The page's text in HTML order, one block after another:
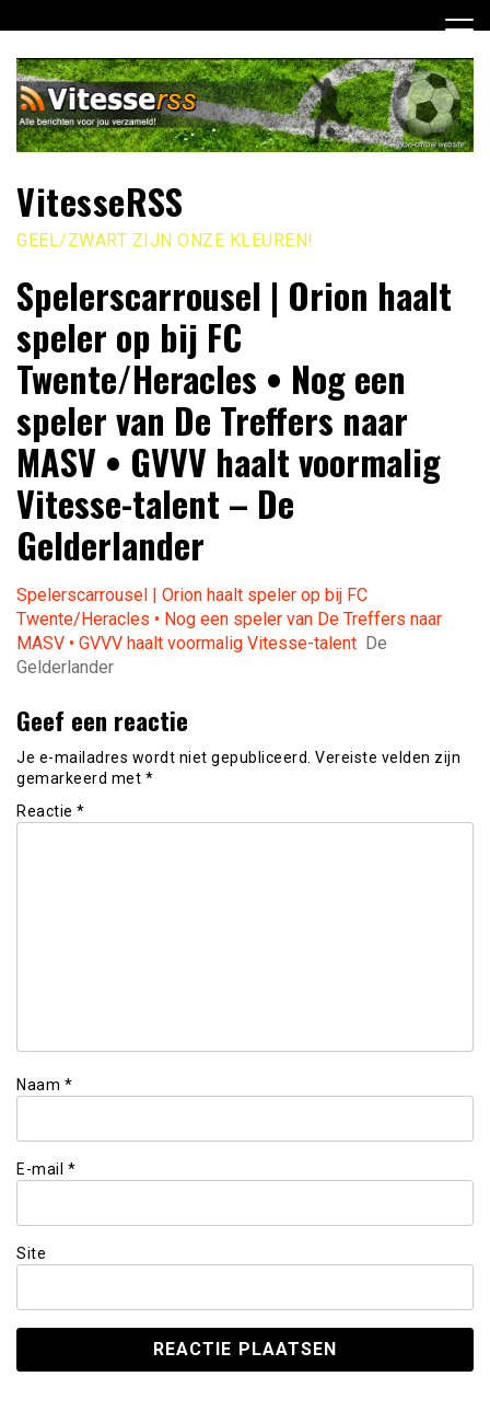
naar
inhoud
VitesseRSS
GEEL/ZWART ZIJN ONZE KLEUREN!
Spelerscarrousel | Orion haalt
speler op bij FC
Twente/Heracles • Nog een
speler van De Treffers naar
MASV • GVVV haalt voormalig
Vitesse-talent – De
Gelderlander
Spelerscarrousel | Orion haalt speler op bij FC
Twente/Heracles • Nog een speler van De Treffers naar
MASV • GVVV haalt voormalig Vitesse-talent De
Gelderlander
Geef een reactie
Je e-mailadres wordt niet gepubliceerd. Vereiste velden zijn
gemarkeerd met *
Reactie *
Naam *
E-mail *
Site